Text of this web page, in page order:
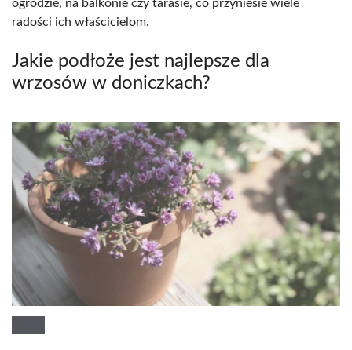
ogrodzie, na balkonie czy tarasie, co przyniesie wiele
radości ich właścicielom.
Jakie podłoże jest najlepsze dla
wrzosów w doniczkach?